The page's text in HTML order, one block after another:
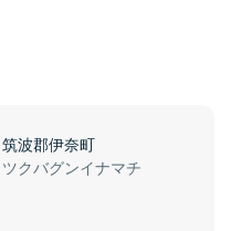
筑波郡伊奈町
ツクバグンイナマチ